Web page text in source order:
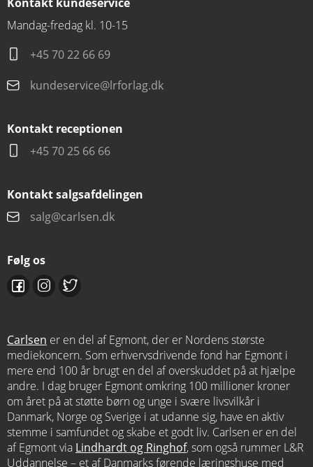
Mandag-fredag kl. 10-15
+45 70 22 66 69
kundeservice@lrforlag.dk
Kontakt receptionen
+45 70 25 66 66
Kontakt salgsafdelingen
salg@carlsen.dk
Følg os
Carlsen er en del af Egmont, der er Nordens største
mediekoncern. Som erhvervsdrivende fond har Egmont i
mere end 100 år brugt en del af overskuddet på at hjælpe
andre. I dag bruger Egmont omkring 100 millioner kroner
om året på at støtte børn og unge i svære livsvilkår i
Danmark, Norge og Sverige i at udanne sig, have en aktiv
stemme i samfundet og skabe et godt liv. Carlsen er en del
af Egmont via Lindhardt og Ringhof, som også rummer L&R
Uddannelse – et af Danmarks førende læringshuse med